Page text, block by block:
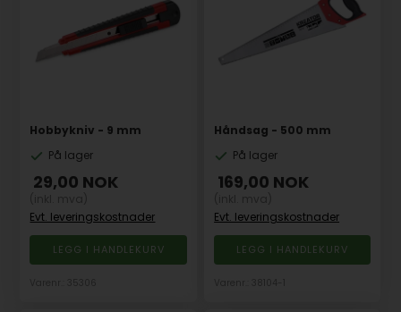
Hobbykniv - 9 mm
På lager
29,00 NOK
Evt. leveringskostnader
Håndsag - 500 mm
På lager
169,00 NOK
Evt. leveringskostnader